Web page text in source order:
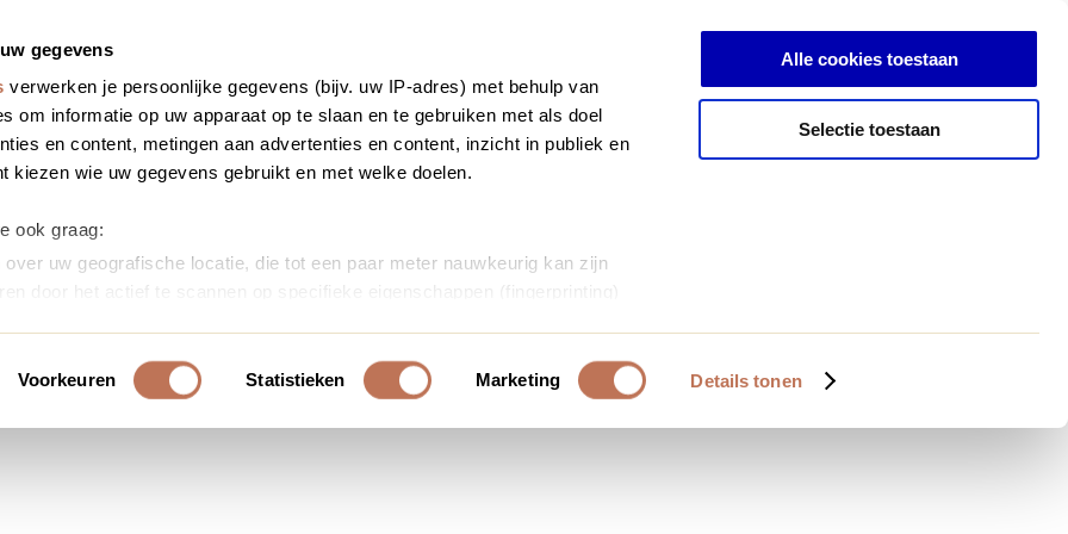
gegevens
verwerken je persoonlijke gegevens (bijv. uw IP-adres) met behulp van
om informatie op uw apparaat op te slaan en te gebruiken met als doel
en content, metingen aan advertenties en content, inzicht in publiek en
kiezen wie uw gegevens gebruikt en met welke doelen.
ook graag:
uw geografische locatie, die tot een paar meter nauwkeurig kan zijn
door het actief te scannen op specifieke eigenschappen (fingerprinting)
Voorkeuren Statistieken Marketing Details tonen
Alle cookies toestaan
Selectie toestaan
Inloggen